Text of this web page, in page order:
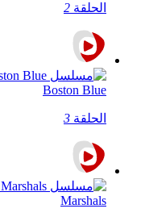
الحلقة 2
Boston Blue
الحلقة 3
Marshals